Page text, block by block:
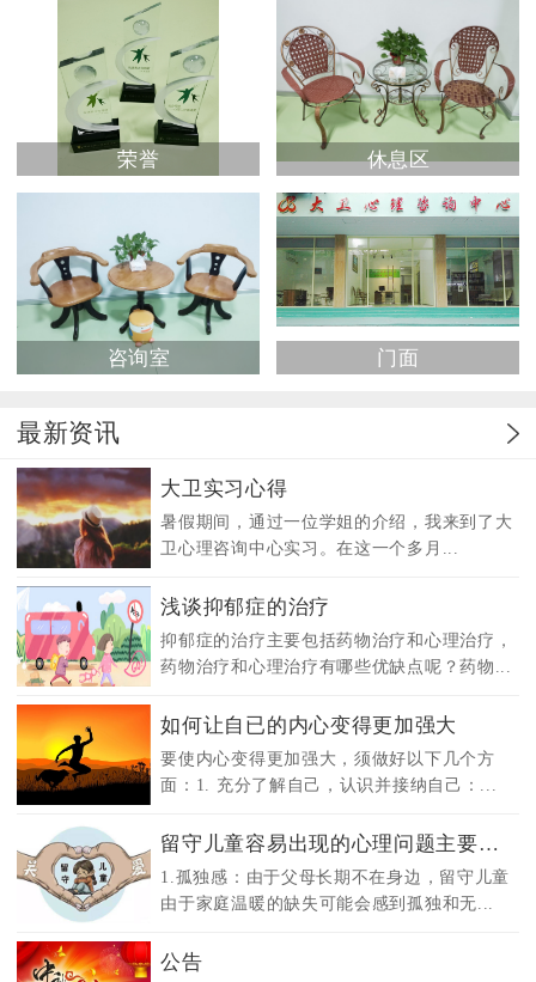
荣誉 休息区
咨询室 门面
最新资讯
大卫实习心得
暑假期间，通过一位学姐的介绍，我来到了大
卫心理咨询中心实习。在这一个多月...
浅谈抑郁症的治疗
抑郁症的治疗主要包括药物治疗和心理治疗，
药物治疗和心理治疗有哪些优缺点呢？药物...
如何让自已的内心变得更加强大
要使内心变得更加强大，须做好以下几个方
面：1. 充分了解自己，认识并接纳自己：...
留守儿童容易出现的心理问题主要有以...
1.孤独感：由于父母长期不在身边，留守儿童
由于家庭温暖的缺失可能会感到孤独和无...
公告